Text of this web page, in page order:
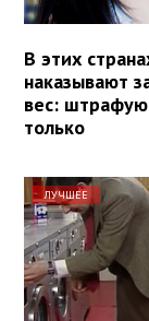
В этих
наказывают
вес:
только
ЛУЧШЕЕ